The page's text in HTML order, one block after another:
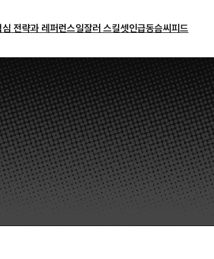
전략과 레퍼런스일잘러 스킬셋인급동슴씨피드